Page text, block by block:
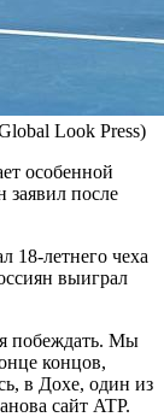
Look Press)
особенной
после
18-летнего чеха
выиграл
побеждать. Мы
концов,
в Дохе, один из
сайт ATP.